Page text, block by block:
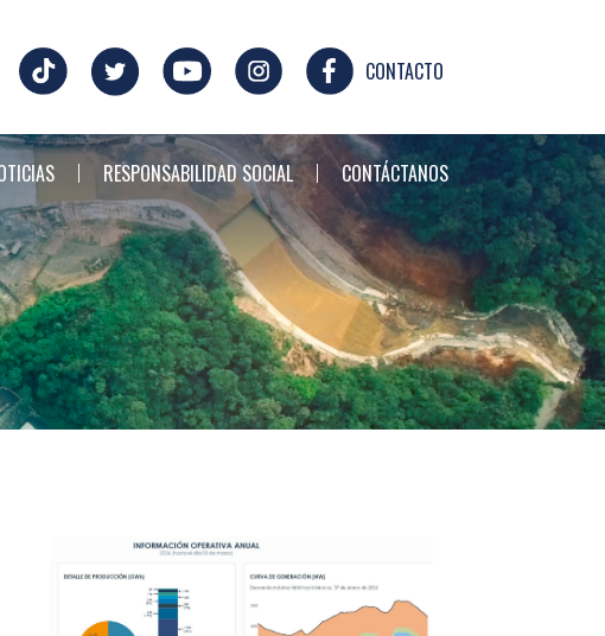
CONTACTO
RESPONSABILIDAD SOCIAL CONTÁCTANOS